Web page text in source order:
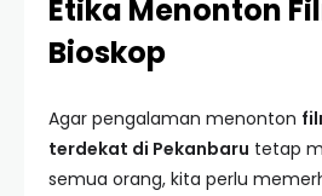
Etika Menonton
Bioskop
Agar pengalaman menonton
terdekat di Pekanbaru tetap
semua orang, kita perlu